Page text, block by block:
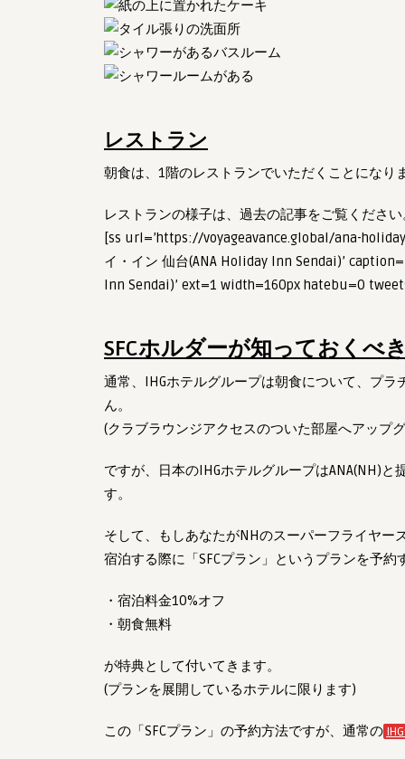
レストラン
朝食は、1階のレストランでいただくことになり
レストランの様子は、過去の記事をご覧くださ
[ss url=’https://voyageavance.global/ana-
イ・イン 仙台(ANA Holiday Inn Sendai)’
Inn Sendai)’ ext=1 width=160px hatebu=0
SFCホルダーが知っておくべ
通常、IHGホテルグループは朝食について、プ
ん。
(クラブラウンジアクセスのついた部屋へアップ
ですが、日本のIHGホテルグループはANA(NH)
す。
そして、もしあなたがNHのスーパーフライヤー
宿泊する際に「SFCプラン」というプランを予約
・宿泊料金10%オフ
・朝食無料
が特典として付いてきます。
(プランを展開しているホテルに限ります)
この「SFCプラン」の予約方法ですが、通常の